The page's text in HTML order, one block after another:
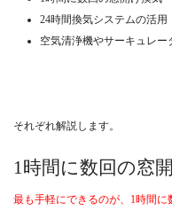
24時間換気システムの活用
空気清浄機やサーキュレー
それぞれ解説します。
1時間に数回の窓
最も手軽にできるのが、1時間に